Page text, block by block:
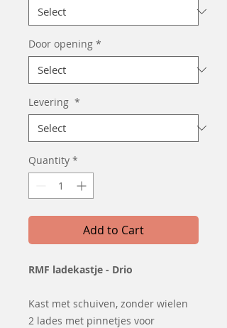
Door opening *
Levering *
Quantity *
Add to Cart
RMF ladekastje - Drio
Kast met schuiven, zonder wielen
2 lades met pinnetjes voor